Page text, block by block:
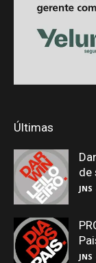
Últimas
de
JNS
JNS